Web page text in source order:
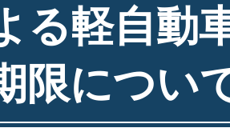
る軽自動
限につい